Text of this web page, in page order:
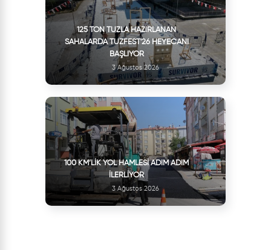
125 TON TUZLA HAZIRLANAN
SAHALARDA TUZFEST'26 HEYECANI
BAŞLIYOR
3 Ağustos 2026
100 KM’LIK YOL HAMLESI ADIM ADIM
İLERLIYOR
3 Ağustos 2026